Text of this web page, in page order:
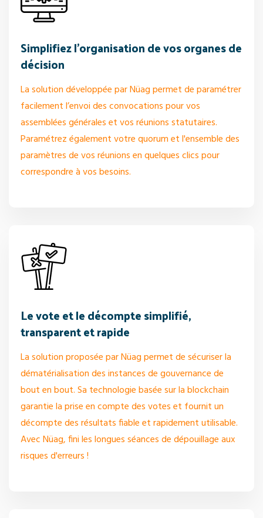
Simplifiez l’organisation de vos organes de
décision
La solution développée par Nüag permet de paramétrer
facilement l’envoi des convocations pour vos
assemblées générales et vos réunions statutaires.
Paramétrez également votre quorum et l'ensemble des
paramètres de vos réunions en quelques clics pour
correspondre à vos besoins.
Le vote et le décompte simplifié,
transparent et rapide
La solution proposée par Nüag permet de sécuriser la
dématérialisation des instances de gouvernance de
bout en bout. Sa technologie basée sur la blockchain
garantie la prise en compte des votes et fournit un
décompte des résultats fiable et rapidement utilisable.
Avec Nüag, fini les longues séances de dépouillage aux
risques d'erreurs !